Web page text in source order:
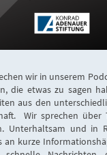
wir in unserem
die etwas zu sagen
aus den
Wir sprechen über
Unterhaltsam und in
an kurze